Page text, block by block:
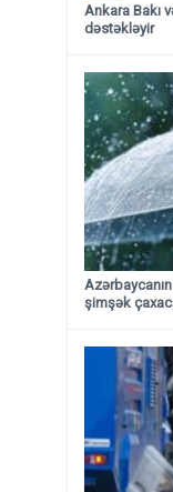
Ankara Bakı
dəstəkləyir
şimşək